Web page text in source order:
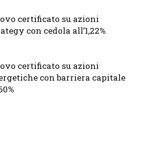
certificato su azioni
con cedola all’1,22%
certificato su azioni
con barriera capitale